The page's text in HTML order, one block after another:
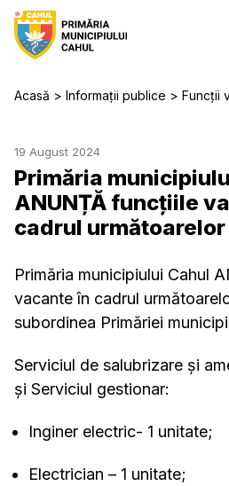
Acasă Informații publice Funcții
19 August 2024
Primăria
ANUNȚĂ funcțiile
cadrul
Primăria municipiului Cahul
vacante în cadrul
subordinea Primăriei
Serviciul de salubrizare și
și Serviciul gestionar:
Inginer electric- 1 unitate;
Electrician – 1 unitate;